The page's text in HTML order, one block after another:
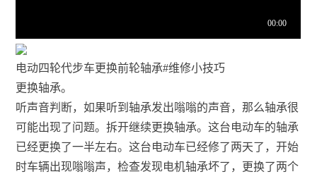
电动四轮代步车更换前轮轴承#维修小技巧
更换轴承。
听声音判断，如果听到轴承发出嗡嗡的声音，那么轴承很
可能出现了问题。拆开继续更换轴承。这台电动车的轴承
已经更换了一半左右。这台电动车已经修了两天了，开始
时车辆出现嗡嗡声，检查发现电机轴承坏了，更换了两个